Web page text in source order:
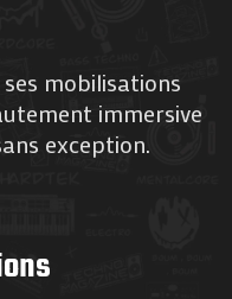
mobilisations
immersive
exception.